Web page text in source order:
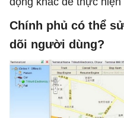
Chính phủ có thể
dõi người dùng?